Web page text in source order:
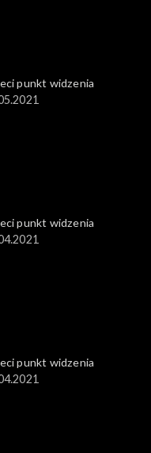
punkt widzenia
punkt widzenia
punkt widzenia